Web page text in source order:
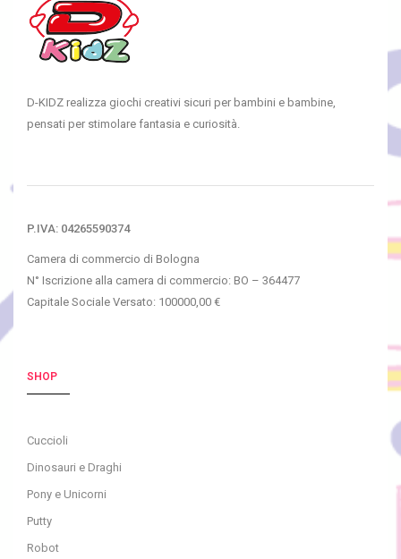
D-KIDZ realizza giochi creativi sicuri per bambini e bambine,
pensati per stimolare fantasia e curiosità.
P.IVA: 04265590374
Camera di commercio di Bologna
N° Iscrizione alla camera di commercio: BO – 364477
Capitale Sociale Versato: 100000,00 €
SHOP
Cuccioli
Dinosauri e Draghi
Pony e Unicorni
Putty
Robot